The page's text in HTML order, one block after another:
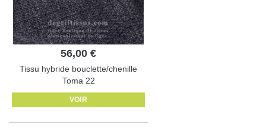
56,00 €
Tissu hybride bouclette/chenille
Toma 22
VOIR